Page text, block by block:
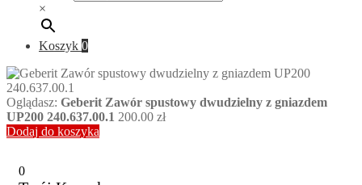
×
Koszyk 0
Oglądasz: Geberit Zawór spustowy dwudzielny z gniazdem
UP200 240.637.00.1 200.00 zł
Dodaj do koszyka
0